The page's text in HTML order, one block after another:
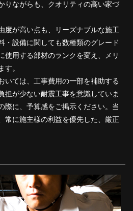
りながらも、クオリティの高い家づ
度が高い点も、リーズナブルな施工
・設備に関しても数種類のグレード
使用する部材のランクを変え、メリ
す。
いては、工事費用の一部を補助する
担が少ない耐震工事を意識していま
際に、予算感をご掲示ください。当
常に施主様の利益を優先した、厳正